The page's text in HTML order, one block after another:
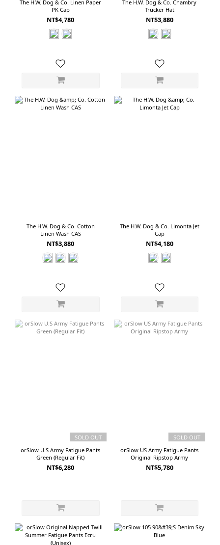
The H.W. Dog & Co. Linen Paper
PK Cap
NT$4,780
The H.W. Dog & Co. Chambry
Trucker Hat
NT$3,880
The H.W. Dog & Co. Cotton
Linen Wash CAS
NT$3,880
The H.W. Dog & Co. Limonta Jet
Cap
NT$4,180
SOLD OUT
orSlow U.S Army Fatigue Pants
Green (Regular Fit)
NT$6,280
SOLD OUT
orSlow US Army Fatigue Pants
Original Ripstop Army
NT$5,780